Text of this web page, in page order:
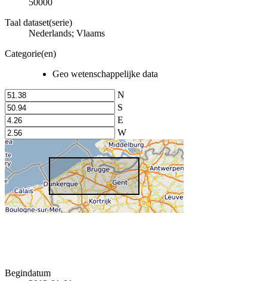
Taal dataset(serie)
Nederlands; Vlaams
Categorie(en)
Geo wetenschappelijke data
N
S
E
W
Begindatum